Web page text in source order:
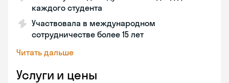
каждого студента
Участвовала в международном
сотрудничестве более 15 лет
Читать дальше
Услуги и цены